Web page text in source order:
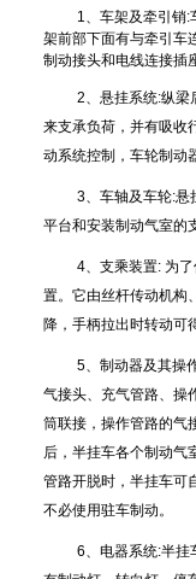
1、车架及牵引销:
架前部下面有与牵引车
制动接头和电线连接插
2、悬挂系统:纵梁
来支承负荷，并有吸收
动系统控制，车轮制动
3、车轴及车轮:悬
平台和安装制动气室的
4、支乘装置: 为
置。它由丝杆传动机构
降，手柄拉出时转动可
5、制动器及其操
气接头、充气管路、操
筒联接，操作管路的气
后，半挂车各个制动气
管路开脱时，半挂车可
不必使用驻车制动。
6、电器系统:半挂